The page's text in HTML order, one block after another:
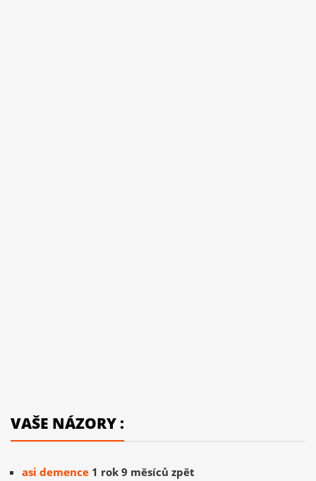
VAŠE NÁZORY :
asi demence 1 rok 9 měsíců zpět